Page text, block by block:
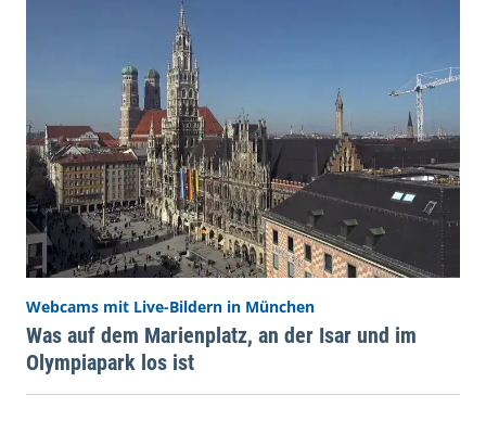
Webcams mit Live-Bildern in München
Was auf dem Marienplatz, an der Isar und im
Olympiapark los ist